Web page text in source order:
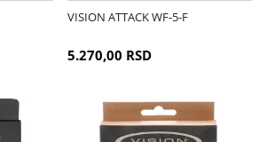
VISION ATTACK WF-5-F
5.270,00 RSD